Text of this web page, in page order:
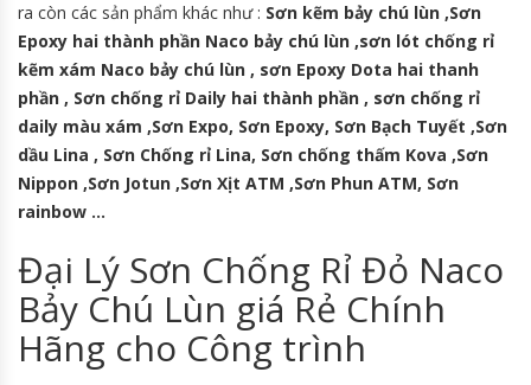
ra còn các sản phẩm khác như : Sơn kẽm bảy chú lùn ,Sơn
Epoxy hai thành phần Naco bảy chú lùn ,sơn lót chống rỉ
kẽm xám Naco bảy chú lùn , sơn Epoxy Dota hai thanh
phần , Sơn chống rỉ Daily hai thành phần , sơn chống rỉ
daily màu xám ,Sơn Expo, Sơn Epoxy, Sơn Bạch Tuyết ,Sơn
dầu Lina , Sơn Chống rỉ Lina, Sơn chống thấm Kova ,Sơn
Nippon ,Sơn Jotun ,Sơn Xịt ATM ,Sơn Phun ATM, Sơn
rainbow …
Đại Lý Sơn Chống Rỉ Đỏ Naco
Bảy Chú Lùn giá Rẻ Chính
Hãng cho Công trình